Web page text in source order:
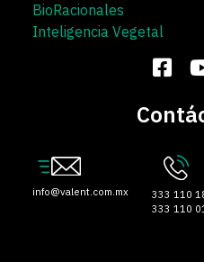
BioRacionales
Inteligencia Vegetal
info@valent.com.mx
333 110
333 110